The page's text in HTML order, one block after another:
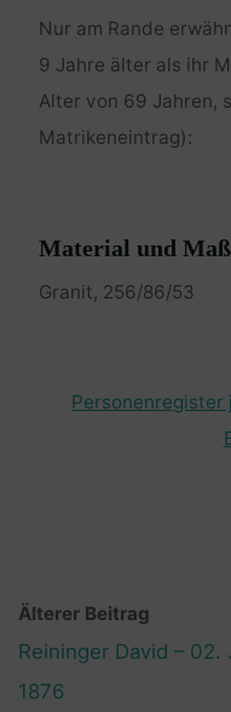
Nur am Rande
9 Jahre älter als ihr
Alter von 69 Jahren,
Matrikeneintrag):
Material und
Granit, 256/86/53
Älterer Beitrag
Reininger David – 02.
1876